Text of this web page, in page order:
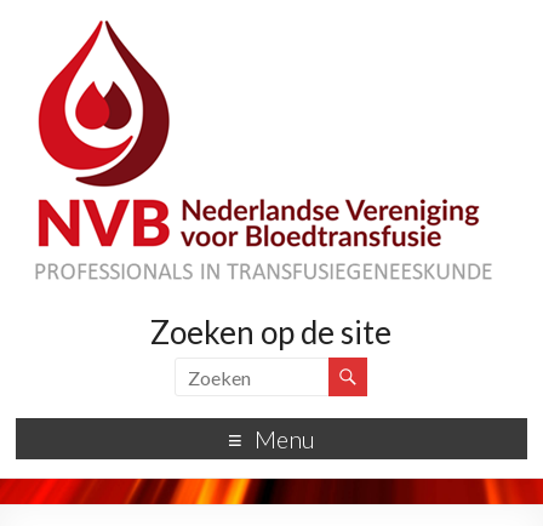
Zoeken op de site
Menu